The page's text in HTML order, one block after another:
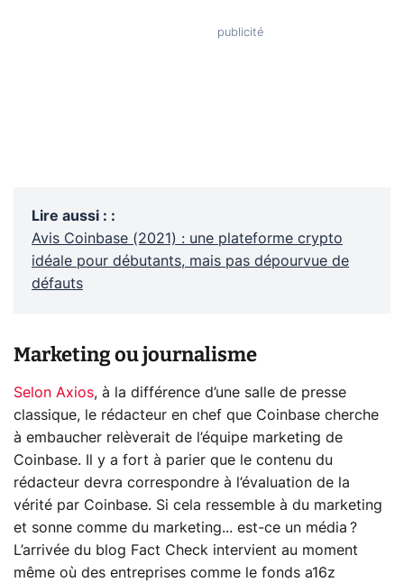
Lire aussi : :
Avis Coinbase (2021) : une plateforme crypto
idéale pour débutants, mais pas dépourvue de
défauts
Marketing ou journalisme
Selon Axios, à la différence d’une salle de presse
classique, le rédacteur en chef que Coinbase cherche
à embaucher relèverait de l’équipe marketing de
Coinbase. Il y a fort à parier que le contenu du
rédacteur devra correspondre à l’évaluation de la
vérité par Coinbase. Si cela ressemble à du marketing
et sonne comme du marketing... est-ce un média ?
L’arrivée du blog Fact Check intervient au moment
même où des entreprises comme le fonds a16z